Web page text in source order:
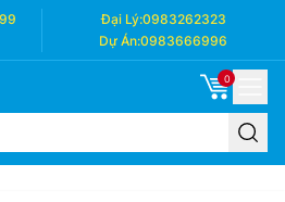
Đại Lý:0983262323
Dự Án:0983666996
0